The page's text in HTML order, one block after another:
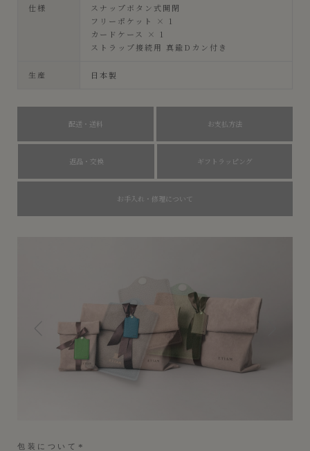
仕様
スナップボタン式開閉
フリーポケット × 1
カードケース × 1
ストラップ接続用 真鍮Dカン付き
生産 日本製
配送・送料 お支払方法
返品・交換 ギフトラッピング
お手入れ・修理について
包装について